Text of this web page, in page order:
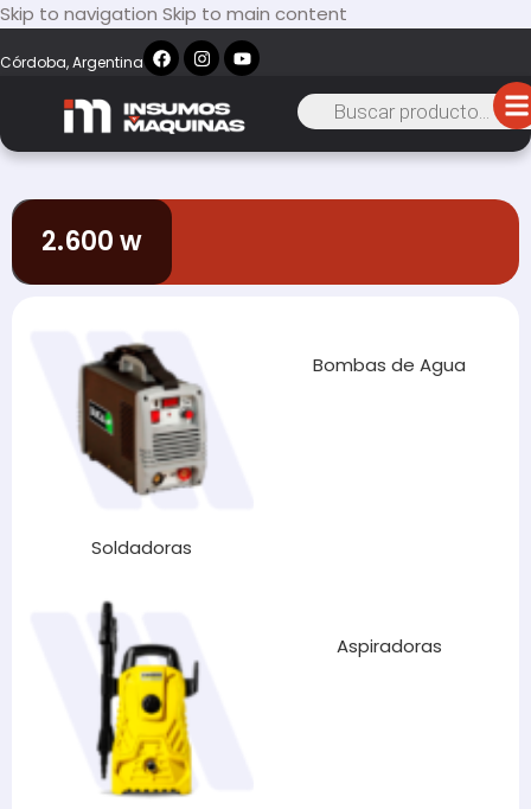
Skip to navigation Skip to main content
Córdoba, Argentina
2.600 w
Soldadoras
Bombas de Agua
Aspiradoras